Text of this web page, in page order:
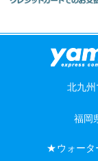
北九
福岡
ウォー